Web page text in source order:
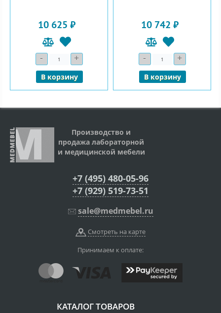
10 625 ₽
- Количество+
В корзину
10 742 ₽
- Количество+
В корзину
Производство и
продажа лабораторной
и медицинской мебели
+7 (495) 480-05-96
+7 (929) 519-73-51
sale@medmebel.ru
Смотреть на карте
Принимаем к оплате:
КАТАЛОГ ТОВАРОВ